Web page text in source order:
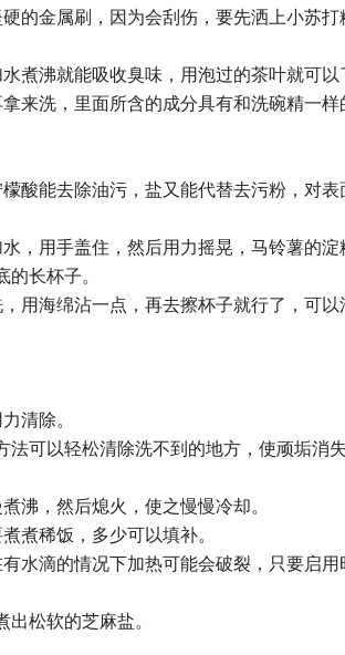
的金属刷，因为会刮伤，要先洒上小苏
煮沸就能吸收臭味，用泡过的茶叶就可以
来洗，里面所含的成分具有和洗碗精一
酸能去除油污，盐又能代替去污粉，对
，用手盖住，然后用力摇晃，马铃薯的
长杯子。
用海绵沾一点，再去擦杯子就行了，可
清除。
可以轻松清除洗不到的地方，使顽垢消失
沸，然后熄火，使之慢慢冷却。
煮稀饭，多少可以填补。
水滴的情况下加热可能会破裂，只要启
松软的芝麻盐。